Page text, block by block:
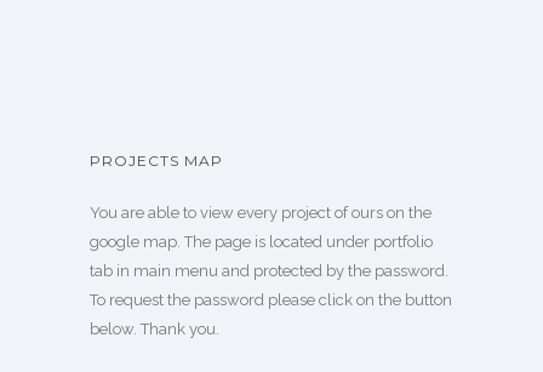
PROJECTS MAP
You are able to view every project of ours on the
google map. The page is located under portfolio
tab in main menu and protected by the password.
To request the password please click on the button
below. Thank you.